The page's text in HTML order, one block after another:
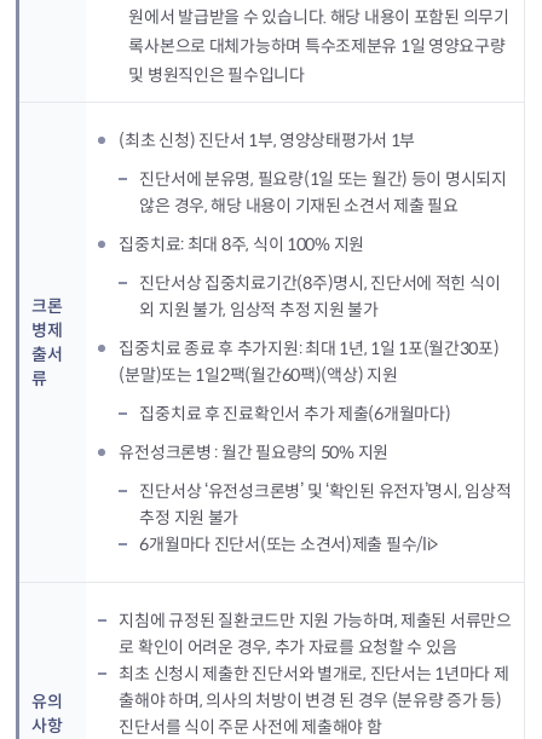
원에서 발급받을 수 있습니다. 해당 내용이 포함된 의무기
록사본으로 대체가능하며 특수조제분유 1일 영양요구량
및 병원직인은 필수입니다
크론
병제
출서
류
(최초 신청) 진단서 1부, 영양상태평가서 1부
진단서에 분유명, 필요량(1일 또는 월간) 등이 명시되지
않은 경우, 해당 내용이 기재된 소견서 제출 필요
집중치료: 최대 8주, 식이 100% 지원
진단서상 집중치료기간(8주)명시, 진단서에 적힌 식이
외 지원 불가, 임상적 추정 지원 불가
집중치료 종료 후 추가지원: 최대 1년, 1일 1포(월간30포)
(분말)또는 1일2팩(월간60팩)(액상) 지원
집중치료 후 진료확인서 추가 제출(6개월마다)
유전성크론병 : 월간 필요량의 50% 지원
진단서상 ‘유전성크론병’ 및 ‘확인된 유전자’명시, 임상적
추정 지원 불가
6개월마다 진단서(또는 소견서)제출 필수/li>
유의
사항
지침에 규정된 질환코드만 지원 가능하며, 제출된 서류만으
로 확인이 어려운 경우, 추가 자료를 요청할 수 있음
최초 신청시 제출한 진단서와 별개로, 진단서는 1년마다 제
출해야 하며, 의사의 처방이 변경 된 경우 (분유량 증가 등)
진단서를 식이 주문 사전에 제출해야 함